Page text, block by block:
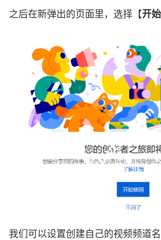
之后在新弹出的页面里，选择【开
我们可以设置创建自己的视频频道名